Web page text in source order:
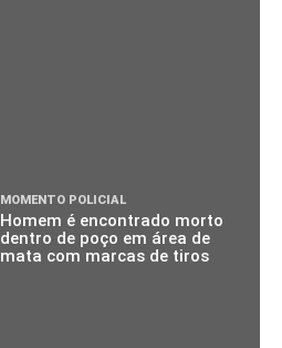
MOMENTO POLICIAL
Homem é encontrado morto
dentro de poço em área de
mata com marcas de tiros